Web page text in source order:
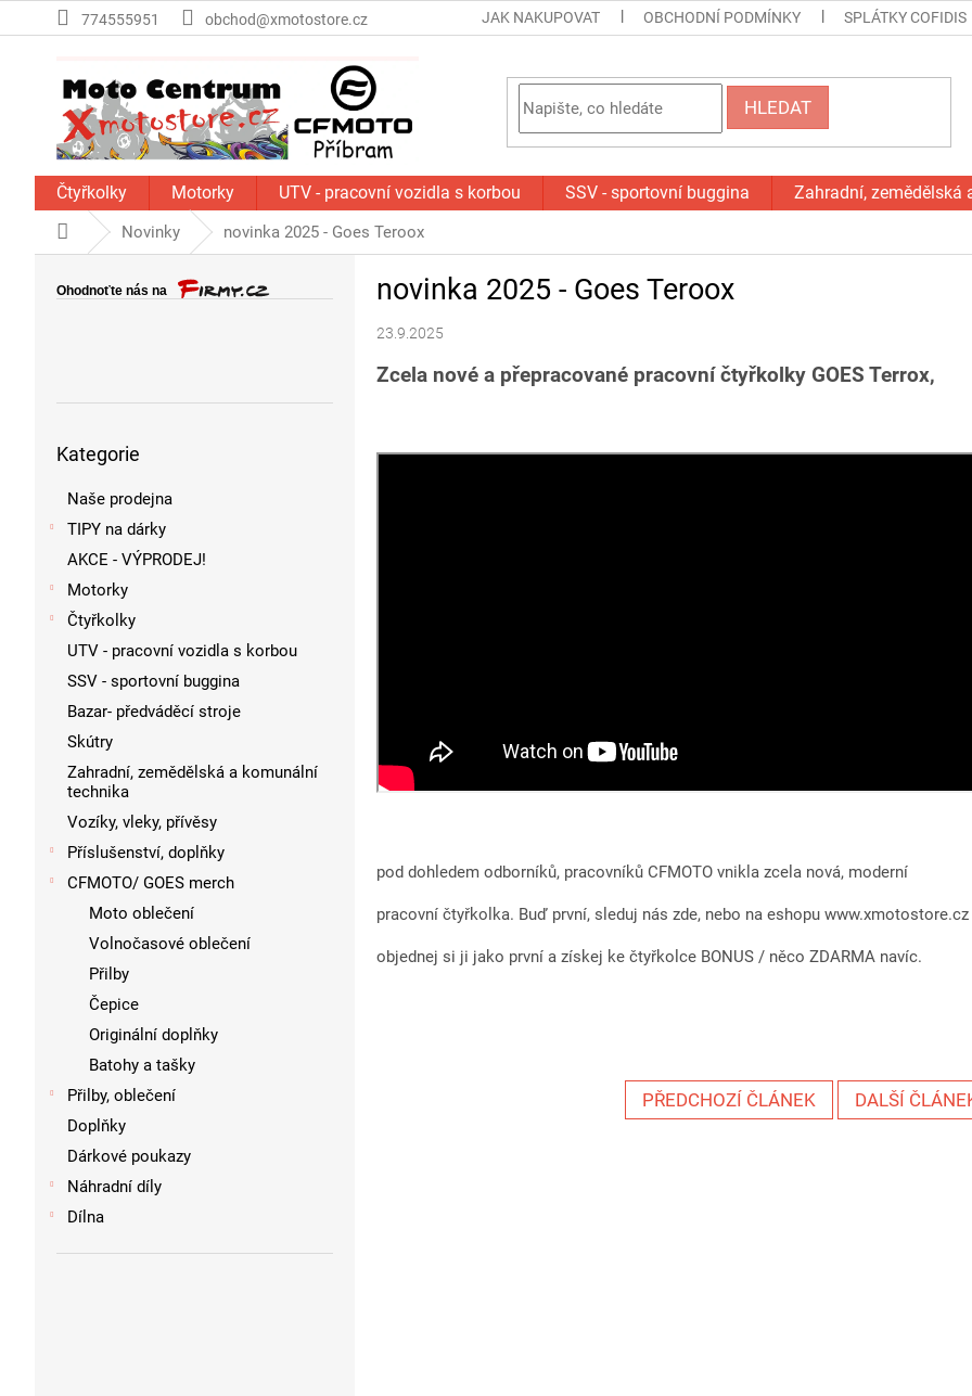
na
774555951 obchod@xmotostore.cz JAK NAKUPOVAT OBCHODNÍ PODMÍNKY SPLÁTKY COFIDIS
HLEDAT
Čtyřkolky Motorky UTV - pracovní vozidla s korbou SSV - sportovní buggina Zahradní, zemědělská
Domů Novinky novinka 2025 - Goes Teroox
kategorie
Kategorie
Naše prodejna
TIPY na dárky
AKCE - VÝPRODEJ!
Motorky
Čtyřkolky
UTV - pracovní vozidla s korbou
SSV - sportovní buggina
Bazar- předváděcí stroje
Skútry
Zahradní, zemědělská a komunální
technika
Vozíky, vleky, přívěsy
Příslušenství, doplňky
CFMOTO/ GOES merch
Moto oblečení
Volnočasové oblečení
Přilby
Čepice
Originální doplňky
Batohy a tašky
Přilby, oblečení
Doplňky
Dárkové poukazy
Náhradní díly
Dílna
novinka 2025 - Goes Teroox
23.9.2025
Zcela nové a přepracované pracovní čtyřkolky GOES Terrox,
pod dohledem odborníků, pracovníků CFMOTO vnikla zcela nová, moderní
pracovní čtyřkolka. Buď první, sleduj nás zde, nebo na eshopu www.xmotostore.cz
objednej si ji jako první a získej ke čtyřkolce BONUS / něco ZDARMA navíc.
PŘEDCHOZÍ ČLÁNEK DALŠÍ